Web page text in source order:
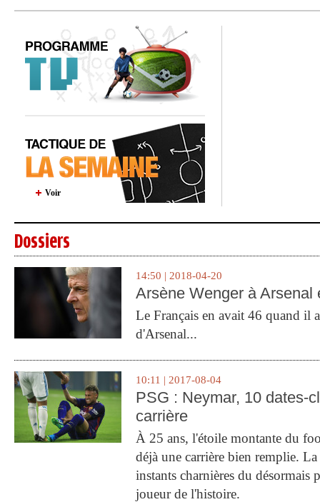
Voir
Dossiers
14:50 | 2018-04-20
Arsène Wenger à Arsenal
Le Français en avait 46 quand il
d'Arsenal...
10:11 | 2017-08-04
PSG : Neymar, 10 dates-
carrière
À 25 ans, l'étoile montante du
déjà une carrière bien remplie.
instants charnières du désormais
joueur de l'histoire.